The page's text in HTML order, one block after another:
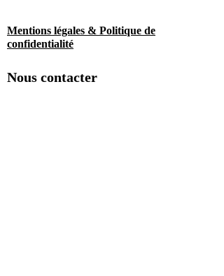
Mentions légales & Politique de
confidentialité
Nous contacter